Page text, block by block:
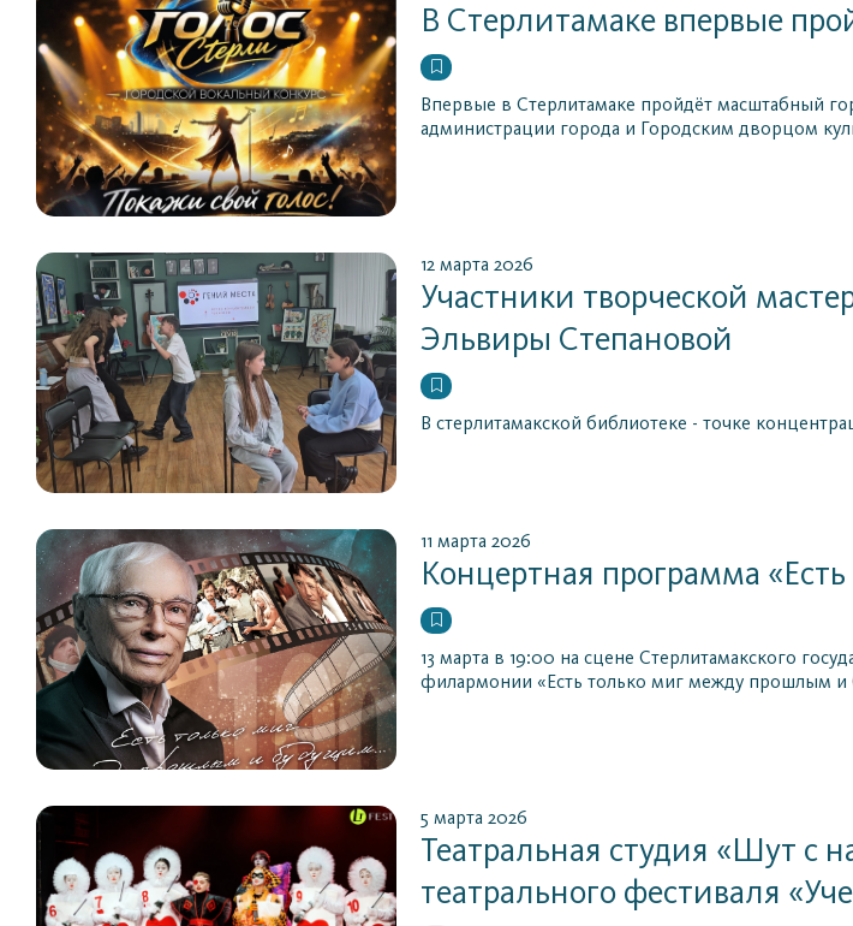
В Стерлитамаке впервые
Впервые в Стерлитамаке пройдёт масштабный
администрации города и Городским дворцом
12 марта 2026
Участники творческой
Эльвиры Степановой
В стерлитамакской библиотеке - точке
11 марта 2026
Концертная программа
13 марта в 19:00 на сцене Стерлитамакского
филармонии «Есть только миг между прошлым и
5 марта 2026
Театральная студия «Шут с
театрального фестиваля